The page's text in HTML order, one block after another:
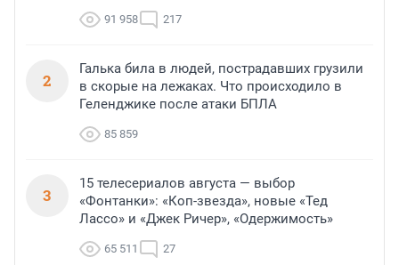
91 958 217
2
Галька била в людей, пострадавших грузили
в скорые на лежаках. Что происходило в
Геленджике после атаки БПЛА
85 859
3
15 телесериалов августа — выбор
«Фонтанки»: «Коп-звезда», новые «Тед
Лассо» и «Джек Ричер», «Одержимость»
65 511 27